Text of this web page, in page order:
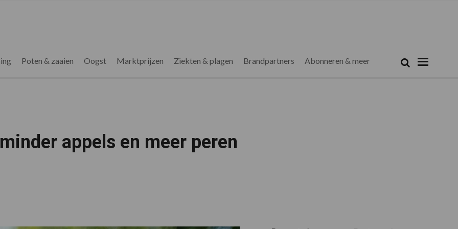
Poten & zaaien Oogst Marktprijzen Ziekten & plagen Brandpartners Abonneren & meer Zoek
appels en meer peren